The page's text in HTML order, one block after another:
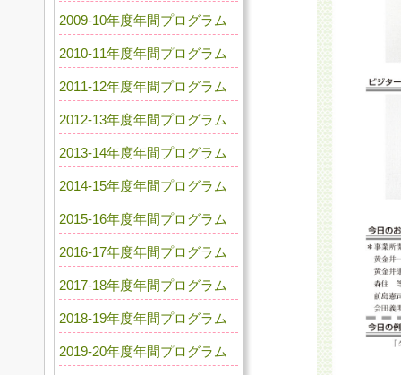
2009-10年度年間プログラム
2010-11年度年間プログラム
2011-12年度年間プログラム
2012-13年度年間プログラム
2013-14年度年間プログラム
2014-15年度年間プログラム
2015-16年度年間プログラム
2016-17年度年間プログラム
2017-18年度年間プログラム
2018-19年度年間プログラム
2019-20年度年間プログラム